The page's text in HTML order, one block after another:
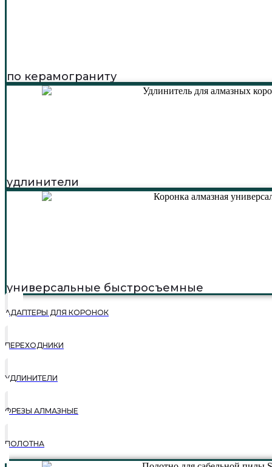
по керамограниту
удлинители
универсальные быстросъемные
АДАПТЕРЫ ДЛЯ КОРОНОК
ПЕРЕХОДНИКИ
УДЛИНИТЕЛИ
ФРЕЗЫ АЛМАЗНЫЕ
ПОЛОТНА